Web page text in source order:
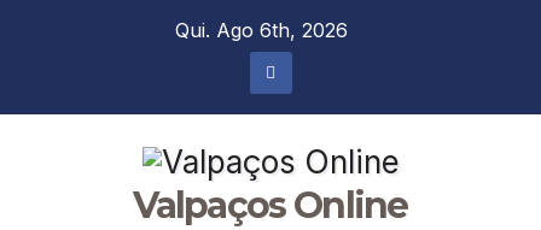
Qui. Ago 6th, 2026
Valpaços Online